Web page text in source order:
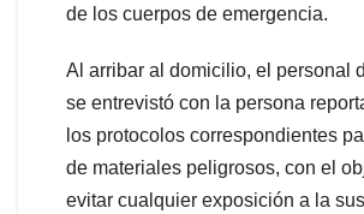
de los cuerpos de emergencia.
Al arribar al domicilio, el personal
se entrevistó con la persona
los protocolos correspondientes
de materiales peligrosos, con el
evitar cualquier exposición a la